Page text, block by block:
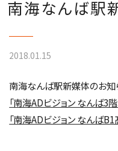
南海なんば駅
2018.01.15
南海なんば駅新媒体のお知
「南海ADビジョン なんば3
「南海ADビジョン なんばB1